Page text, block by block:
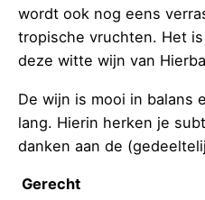
wordt ook nog eens
tropische vruchten. Het
deze witte wijn van
De wijn is mooi in balans
lang. Hierin herken je
danken aan de
Gerecht